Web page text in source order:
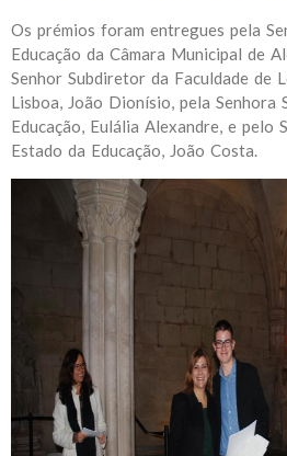
Os prémios foram entregues pela
Educação da Câmara Municipal de
Senhor Subdiretor da Faculdade de
Lisboa, João Dionísio, pela Senhora
Educação, Eulália Alexandre, e pelo
Estado da Educação, João Costa.